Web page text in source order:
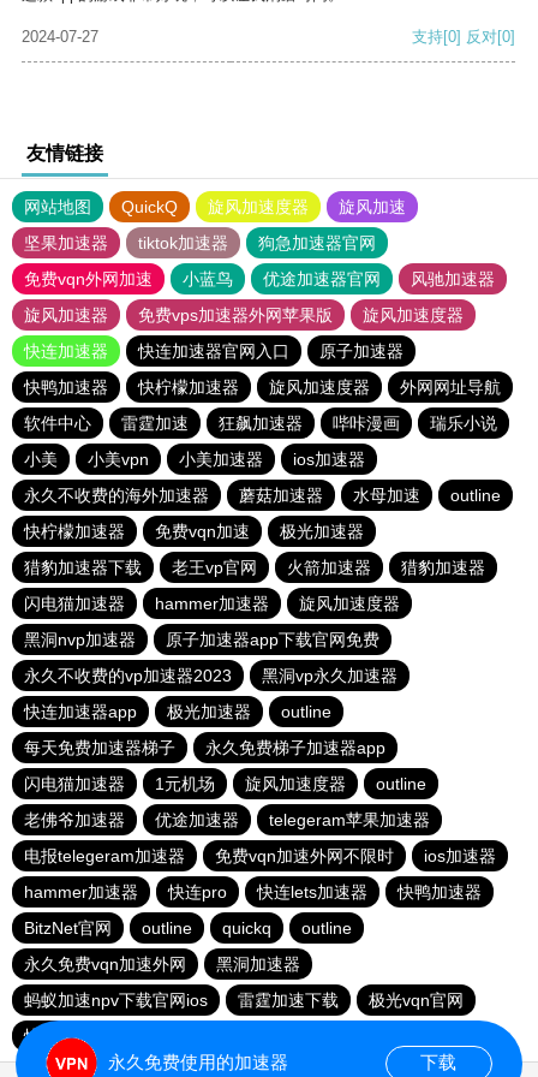
2024-07-27 支持[0] 反对[0]
友情链接
网站地图 QuickQ 旋风加速度器
旋风加速
坚果加速器
tiktok加速器
狗急加速器官网
免费vqn外网加速
小蓝鸟 优途加速器官网
风驰加速器
旋风加速器
免费vps加速器外网苹果版
旋风加速度器
快连加速器
快连加速器官网入口
原子加速器
快鸭加速器
快柠檬加速器 旋风加速度器
外网网址导航
软件中心
雷霆加速 狂飙加速器 哔咔漫画
瑞乐小说
小美
小美vpn 小美加速器
ios加速器
永久不收费的海外加速器
蘑菇加速器 水母加速
outline
快柠檬加速器
免费vqn加速
极光加速器
猎豹加速器下载
老王vp官网 火箭加速器
猎豹加速器
闪电猫加速器
hammer加速器
旋风加速度器
黑洞nvp加速器
原子加速器app下载官网免费
永久不收费的vp加速器2023
黑洞vp永久加速器
快连加速器app
极光加速器
outline
每天免费加速器梯子
永久免费梯子加速器app
闪电猫加速器
1元机场 旋风加速度器
outline
老佛爷加速器
优途加速器
telegeram苹果加速器
电报telegeram加速器
免费vqn加速外网不限时
ios加速器
hammer加速器
快连pro 快连lets加速器
快鸭加速器
BitzNet官网
outline quickq
outline
永久免费vqn加速外网
黑洞加速器
蚂蚁加速npv下载官网ios
雷霆加速下载
极光vqn官网
快柠檬app下载
永久免费使用的加速器 下载